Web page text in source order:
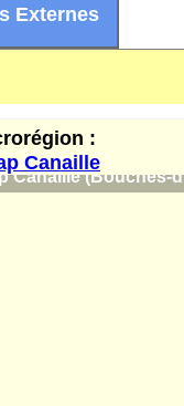
Externes
:
Canaille
Canaille (Bouches-